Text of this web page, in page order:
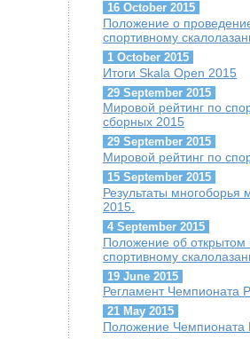
16 October 2015
Положение о
спортивному
1 October 2015
Итоги Skala Open 2015
29 September 2015
Мировой рейтинг по
сборных 2015
29 September 2015
Мировой рейтинг по
15 September 2015
Результаты
2015.
4 September 2015
Положение об
спортивному
19 June 2015
Регламент Чемпионата
21 May 2015
Положение Чемпионата